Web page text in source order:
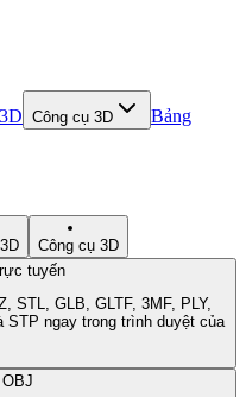
Công cụ 3D
Bảng
Công cụ 3D
tuyến
STL, GLB, GLTF, 3MF, PLY,
ngay trong trình duyệt của